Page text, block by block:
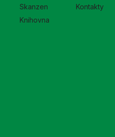
Skanzen
Knihovna
Kontakty